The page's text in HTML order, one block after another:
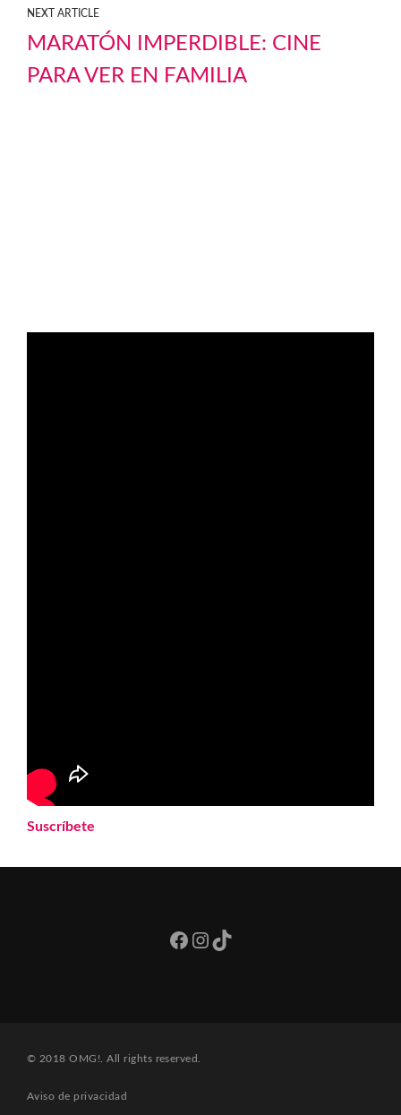
NEXT ARTICLE
MARATÓN IMPERDIBLE: CINE
PARA VER EN FAMILIA
Suscríbete
Facebook
Instagram
TikTok
© 2018 OMG!. All rights reserved.
Aviso de privacidad